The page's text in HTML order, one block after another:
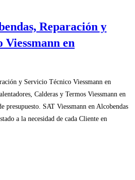
Reparación y
Viessmann en
y Servicio Técnico Viessmann en
Calderas y Termos Viessmann en
presupuesto. SAT Viessmann en Alcobendas
a la necesidad de cada Cliente en